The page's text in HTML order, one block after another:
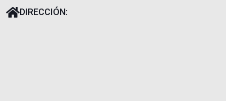
DIRECCIÓN: